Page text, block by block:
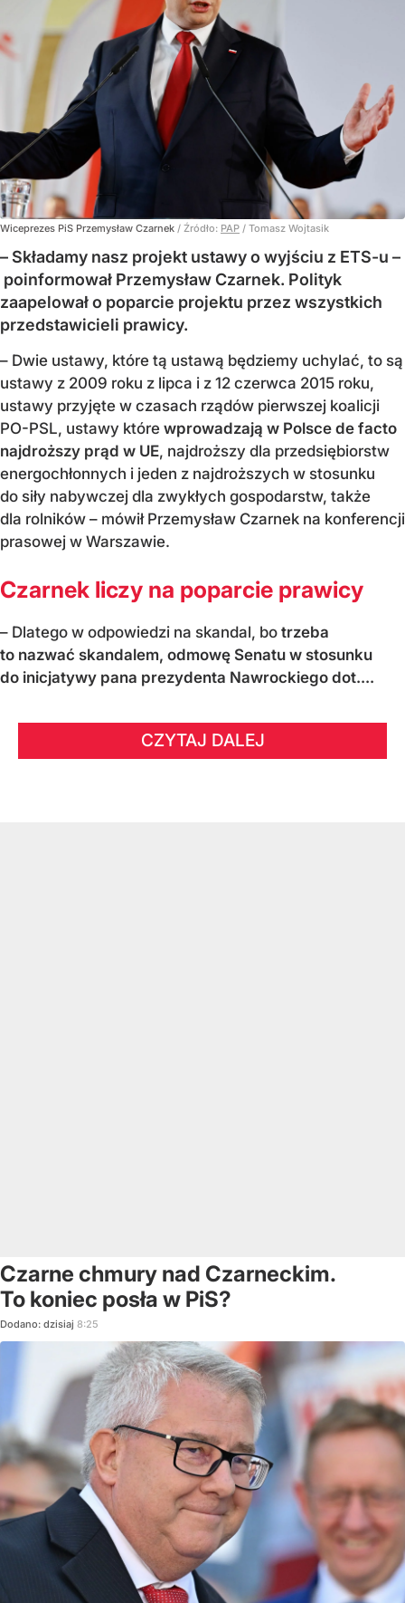
Wiceprezes PiS Przemysław Czarnek / Źródło: PAP / Tomasz Wojtasik
– Składamy nasz projekt ustawy o wyjściu z ETS-u –
poinformował Przemysław Czarnek. Polityk
zaapelował o poparcie projektu przez wszystkich
przedstawicieli prawicy.
– Dwie ustawy, które tą ustawą będziemy uchylać, to są
ustawy z 2009 roku z lipca i z 12 czerwca 2015 roku,
ustawy przyjęte w czasach rządów pierwszej koalicji
PO-PSL, ustawy które wprowadzają w Polsce de facto
najdroższy prąd w UE, najdroższy dla przedsiębiorstw
energochłonnych i jeden z najdroższych w stosunku
do siły nabywczej dla zwykłych gospodarstw, także
dla rolników – mówił Przemysław Czarnek na konferencji
prasowej w Warszawie.
Czarnek liczy na poparcie prawicy
– Dlatego w odpowiedzi na skandal, bo trzeba
to nazwać skandalem, odmowę Senatu w stosunku
do inicjatywy pana prezydenta Nawrockiego dot....
CZYTAJ DALEJ
Czarne chmury nad Czarneckim.
To koniec posła w PiS?
Dodano: dzisiaj 8:25